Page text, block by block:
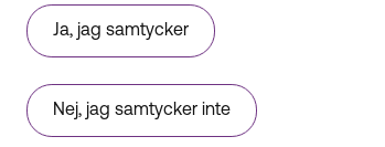
Ja, jag samtycker
Nej, jag samtycker inte